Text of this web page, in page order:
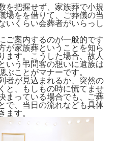
を把握せず、家族葬で小規
場をを借りて、ご葬儀の当
いくらい会葬者がいらっし
ご案内するのが一般的です
が家族葬ということを知ら
ます。こうした場合、故人
いう弔問客の想いに遺族は
ぶことがマナーです。
者が見込まれるか、突然の
と、もしもの時に慌てませ
まっている場合でも、ご葬
で、当日の流れなども具体
ます。